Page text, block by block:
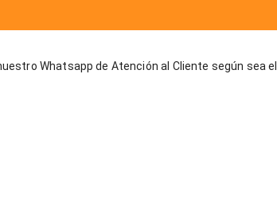
Whatsapp de Atención al Cliente según sea el